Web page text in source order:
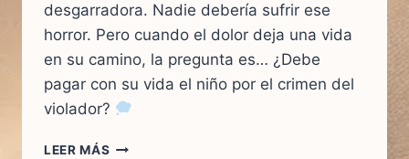
desgarradora. Nadie debería sufrir ese
horror. Pero cuando el dolor deja una vida
en su camino, la pregunta es… ¿Debe
pagar con su vida el niño por el crimen del
violador?
LEER MÁS ¿JUSTICIA